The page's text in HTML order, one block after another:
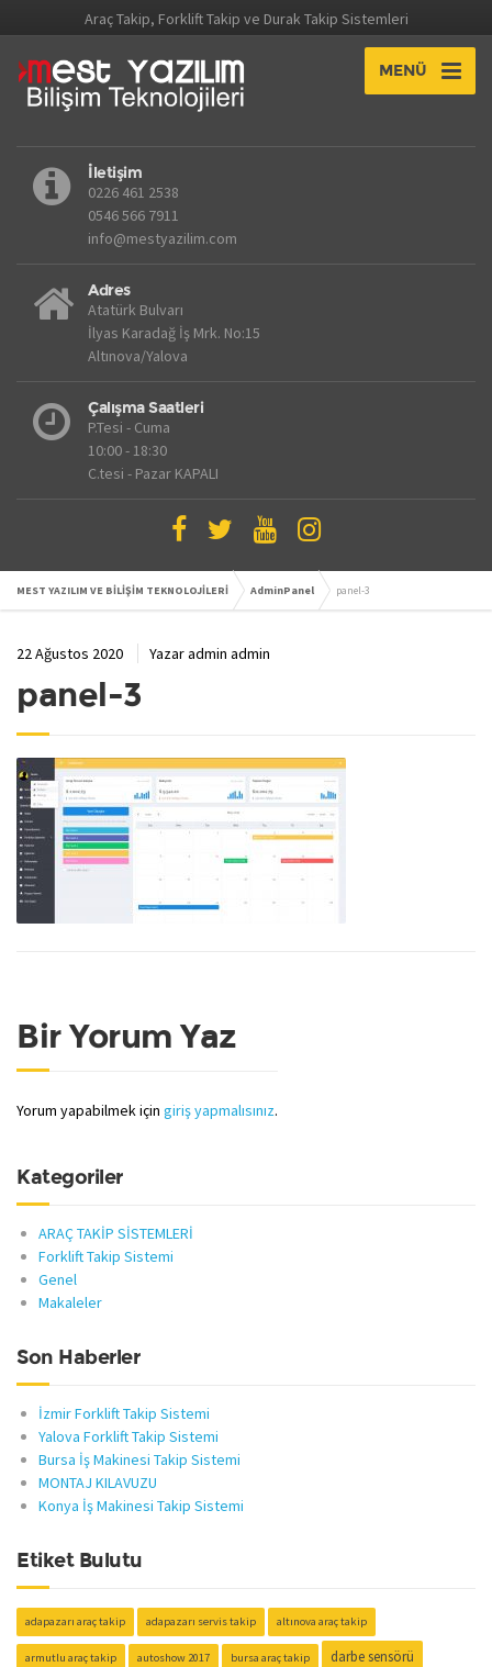
Araç Takip, Forklift Takip ve Durak Takip Sistemleri
MENÜ
İletişim
0226 461 2538
0546 566 7911
info@mestyazilim.com
Adres
Atatürk Bulvarı
İlyas Karadağ İş Mrk. No:15
Altınova/Yalova
Çalışma Saatleri
P.Tesi - Cuma
10:00 - 18:30
C.tesi - Pazar KAPALI
MEST YAZILIM VE BİLİŞİM TEKNOLOJİLERİ AdminPanel panel-3
22 Ağustos 2020 Yazaradmin admin
panel-3
Bir Yorum Yaz
Yorum yapabilmek için giriş yapmalısınız.
Kategoriler
ARAÇ TAKİP SİSTEMLERİ
Forklift Takip Sistemi
Genel
Makaleler
Son Haberler
İzmir Forklift Takip Sistemi
Yalova Forklift Takip Sistemi
Bursa İş Makinesi Takip Sistemi
MONTAJ KILAVUZU
Konya İş Makinesi Takip Sistemi
Etiket Bulutu
adapazarı araç takip adapazarı servis takip altınova araç takip
armutlu araç takip autoshow 2017 bursa araç takip darbe sensörü